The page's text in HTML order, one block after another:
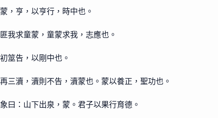
蒙，亨，以亨行，時中也。
匪我求童蒙，童蒙求我，志應也。
初筮告，以剛中也。
再三瀆，瀆則不告，瀆蒙也。蒙以養正，聖功也。
象曰：山下出泉，蒙。君子以果行育德。